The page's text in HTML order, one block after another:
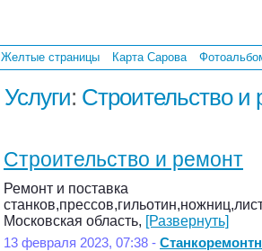
Желтые страницы Карта Сарова
Услуги: Строительство и
Строительство и ремонт
Ремонт и поставка
Московская область, [Развернуть]
13 февраля 2023, 07:38 -